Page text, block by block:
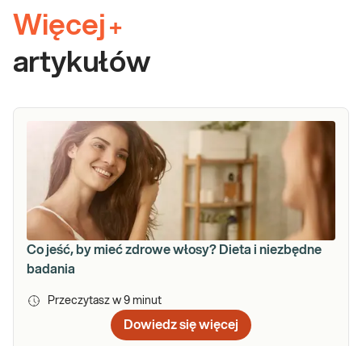
Więcej +
artykułów
Co jeść, by mieć zdrowe włosy? Dieta i niezbędne
badania
Przeczytasz w 9 minut
Dowiedz się więcej